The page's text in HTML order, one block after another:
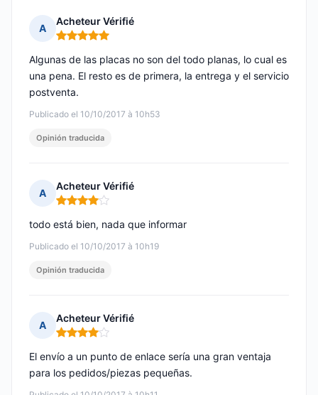
A
Acheteur Vérifié
Nota: 5 de 5
Publicado el 10/10/2017 à 10h53
Algunas de las placas no son del todo planas, lo cual es
una pena. El resto es de primera, la entrega y el servicio
postventa.
Opinión traducida
A
Acheteur Vérifié
Nota: 4 de 5
Publicado el 10/10/2017 à 10h19
todo está bien, nada que informar
Opinión traducida
A
Acheteur Vérifié
Nota: 4 de 5
El envío a un punto de enlace sería una gran ventaja
para los pedidos/piezas pequeñas.